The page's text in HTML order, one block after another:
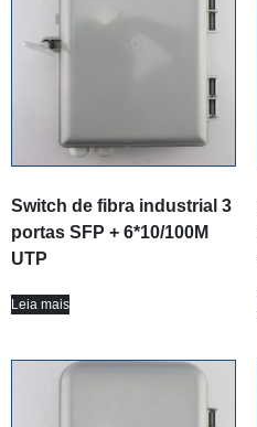
Switch de fibra industrial 3
portas SFP + 6*10/100M
UTP
Leia mais